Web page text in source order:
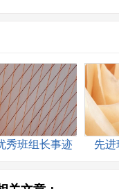
秀班组长事迹
先进